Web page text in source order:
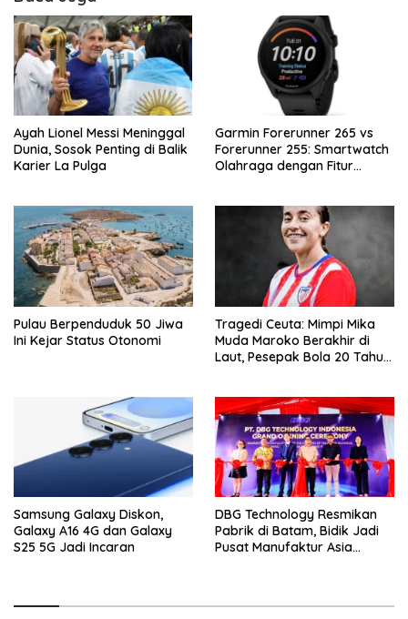
Ayah Lionel Messi Meninggal
Dunia, Sosok Penting di Balik
Karier La Pulga
Garmin Forerunner 265 vs
Forerunner 255: Smartwatch
Olahraga dengan Fitur
Pulau Berpenduduk 50 Jiwa
Ini Kejar Status Otonomi
Tragedi Ceuta: Mimpi Mika
Muda Maroko Berakhir di
Laut, Pesepak Bola 20 Tahun
Samsung Galaxy Diskon,
Galaxy A16 4G dan Galaxy
S25 5G Jadi Incaran
DBG Technology Resmikan
Pabrik di Batam, Bidik Jadi
Pusat Manufaktur Asia